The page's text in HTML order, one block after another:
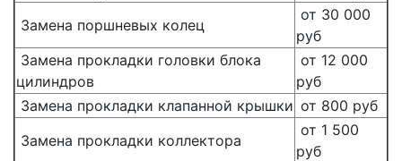
Замена поршневых колец
от 30 000
руб
Замена прокладки головки блока
цилиндров
от 12 000
руб
Замена прокладки клапанной крышки от 800 руб
Замена прокладки коллектора
от 1 500
руб